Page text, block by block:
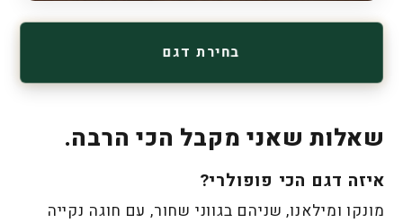
בחירת דגם
שאלות שאני מקבל הכי הרבה.
איזה דגם הכי פופולרי?
מונקו ומילאנו, שניהם בגווני שחור, עם חוגה נקייה